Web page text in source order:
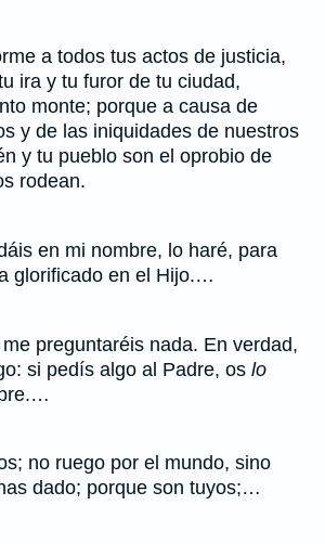
a todos tus actos de justicia,
ira y tu furor de tu ciudad,
monte; porque a causa de
y de las iniquidades de nuestros
y tu pueblo son el oprobio de
rodean.
en mi nombre, lo haré, para
glorificado en el Hijo.…
preguntaréis nada. En verdad,
si pedís algo al Padre, os lo
no ruego por el mundo, sino
dado; porque son tuyos;…